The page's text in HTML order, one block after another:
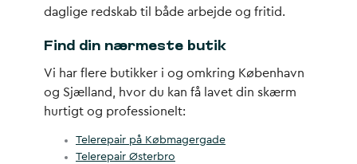
daglige redskab til både arbejde og fritid.
Find din nærmeste butik
Vi har flere butikker i og omkring København
og Sjælland, hvor du kan få lavet din skærm
hurtigt og professionelt:
Telerepair på Købmagergade
Telerepair Østerbro